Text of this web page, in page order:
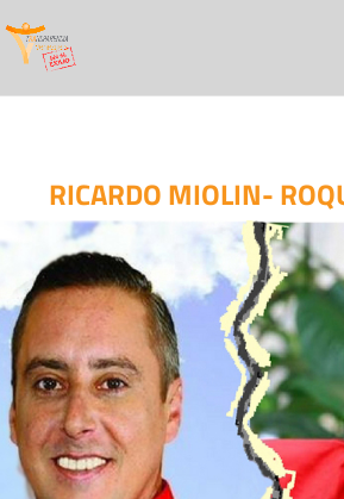
RICARDO MIOLIN-